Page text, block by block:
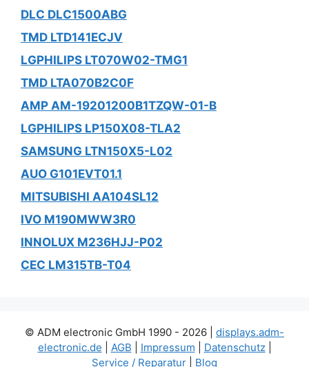
DLC DLC1500ABG
TMD LTD141ECJV
LGPHILIPS LT070W02-TMG1
TMD LTA070B2C0F
AMP AM-19201200B1TZQW-01-B
LGPHILIPS LP150X08-TLA2
SAMSUNG LTN150X5-L02
AUO G101EVT01.1
MITSUBISHI AA104SL12
IVO M190MWW3R0
INNOLUX M236HJJ-P02
CEC LM315TB-T04
© ADM electronic GmbH 1990 - 2026 | displays.adm-
electronic.de
AGB Impressum Datenschutz|
Service / Reparatur
Blog